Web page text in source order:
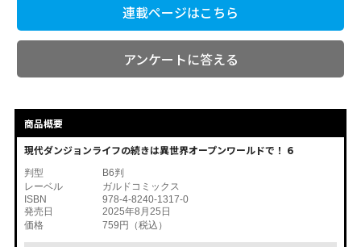
連載ページはこちら
アンケートに答える
商品概要
現代ダンジョンライフの続きは異世界オープンワールドで！ 6
判型
B6判
レーベル
ガルドコミックス
ISBN
978-4-8240-1317-0
発売日
2025年8月25日
価格
759円（税込）